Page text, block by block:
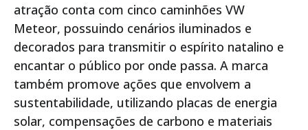
atração conta com cinco caminhões VW
Meteor, possuindo cenários iluminados e
decorados para transmitir o espírito natalino e
encantar o público por onde passa. A marca
também promove ações que envolvem a
sustentabilidade, utilizando placas de energia
solar, compensações de carbono e materiais